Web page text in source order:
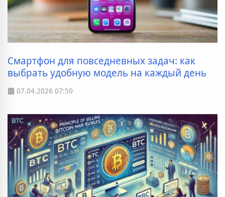
Смартфон для повседневных задач: как
выбрать удобную модель на каждый день
07.04.2026 07:50